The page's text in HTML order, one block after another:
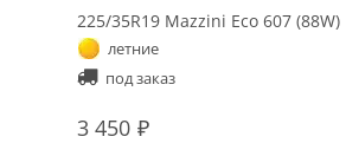
225/35R19 Mazzini Eco 607 (88W)
летние
под заказ
3 450